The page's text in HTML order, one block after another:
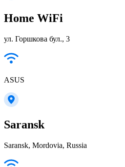
Home WiFi
ул. Горшкова бул., 3
ASUS
Saransk
Saransk, Mordovia, Russia